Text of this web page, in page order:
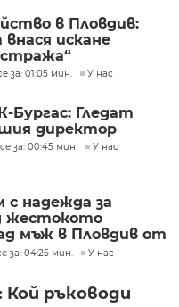
в Пловдив:
искане
за: 01:05 мин. У нас
Бургас: Гледат
директор
за: 00:45 мин. У нас
с надежда за
жестокото
мъж в Пловдив от
за: 04:25 мин. У нас
Кой ръководи